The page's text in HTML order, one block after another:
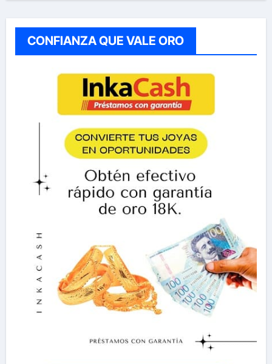
CONFIANZA QUE VALE ORO